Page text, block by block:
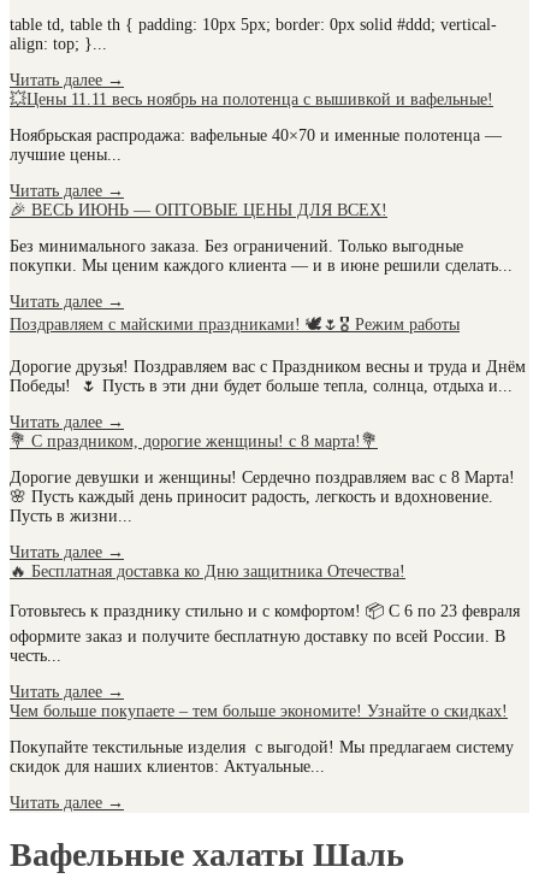
table td, table th { padding: 10px 5px; border: 0px solid #ddd; vertical-
align: top; }...
Читать далее →
💥Цены 11.11 весь ноябрь на полотенца с вышивкой и вафельные!
Ноябрьская распродажа: вафельные 40×70 и именные полотенца —
лучшие цены...
Читать далее →
🎉 ВЕСЬ ИЮНЬ — ОПТОВЫЕ ЦЕНЫ ДЛЯ ВСЕХ!
Без минимального заказа. Без ограничений. Только выгодные
покупки. Мы ценим каждого клиента — и в июне решили сделать...
Читать далее →
Поздравляем с майскими праздниками! 🕊️🌷🎖️ Режим работы
Дорогие друзья! Поздравляем вас с Праздником весны и труда и Днём
Победы! 🌷 Пусть в эти дни будет больше тепла, солнца, отдыха и...
Читать далее →
💐 С праздником, дорогие женщины! с 8 марта!💐
Дорогие девушки и женщины! Сердечно поздравляем вас с 8 Марта!
🌸 Пусть каждый день приносит радость, легкость и вдохновение.
Пусть в жизни...
Читать далее →
🔥 Бесплатная доставка ко Дню защитника Отечества!
Готовьтесь к празднику стильно и с комфортом! 📦 С 6 по 23 февраля
оформите заказ и получите бесплатную доставку по всей России. В
честь...
Читать далее →
Чем больше покупаете – тем больше экономите! Узнайте о скидках!
Покупайте текстильные изделия с выгодой! Мы предлагаем систему
скидок для наших клиентов: Актуальные...
Читать далее →
Вафельные халаты Шаль